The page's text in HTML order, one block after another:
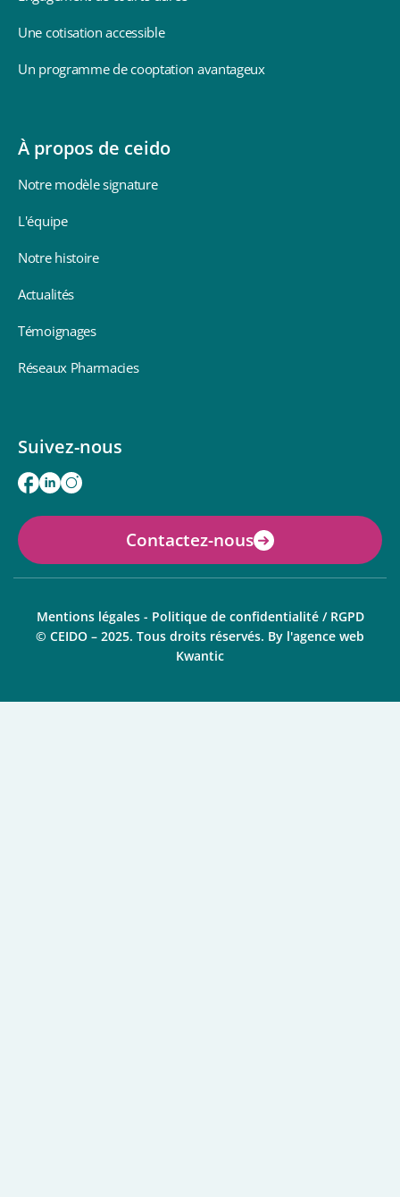
Une cotisation accessible
Un programme de cooptation avantageux
À propos de ceido
Notre modèle signature
L'équipe
Notre histoire
Actualités
Témoignages
Réseaux Pharmacies
Suivez-nous
Contactez-nous
Mentions légales - Politique de confidentialité / RGPD
© CEIDO – 2025. Tous droits réservés. By l'agence web
Kwantic